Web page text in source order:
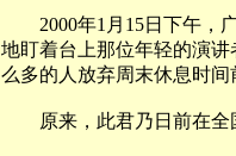
2000年1月15日下午，广
地盯着台上那位年轻的演
么多的人放弃周末休息时间
原来，此君乃日前在全